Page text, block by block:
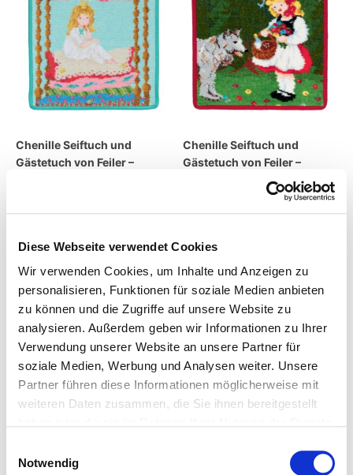
Diese Webseite verwendet Cookies
Wir verwenden Cookies, um Inhalte und Anzeigen zu
personalisieren, Funktionen für soziale Medien anbieten
zu können und die Zugriffe auf unsere Website zu
analysieren. Außerdem geben wir Informationen zu Ihrer
Verwendung unserer Website an unsere Partner für
soziale Medien, Werbung und Analysen weiter. Unsere
Partner führen diese Informationen möglicherweise mit
weiteren Daten zusammen, die Sie ihnen bereitgestellt
Notwendig
Chenille Seiftuch und
Gästetuch von Feiler –
Lieferzeit: 7 Tage
Chenille Seiftuch und
Gästetuch von Feiler –
Lieferzeit: 7 Tage